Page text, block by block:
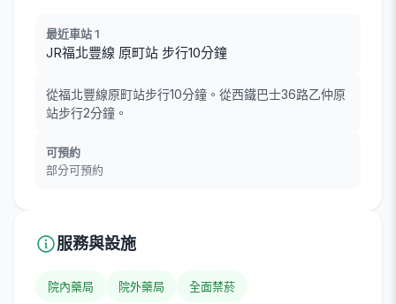
最近車站 1
JR福北豐線 原町站 步行10分鐘
從福北豐線原町站步行10分鐘。從西鐵巴士36路乙仲原
站步行2分鐘。
可預約
部分可預約
服務與設施
院內藥局 院外藥局 全面禁菸